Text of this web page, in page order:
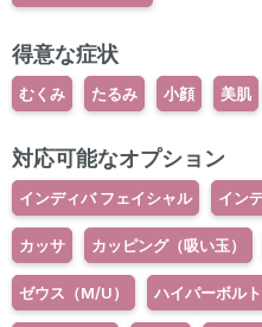
得意な症状
むくみ たるみ 小顔 美肌
対応可能なオプション
インディバ フェイシャル イン
カッサ カッピング（吸い玉）
ゼウス（M/U） ハイパーボルト